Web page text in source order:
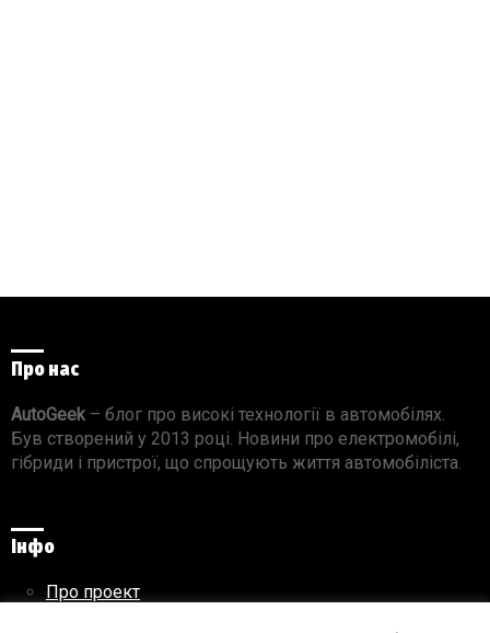
Про нас
AutoGeek – блог про високі технології в автомобілях.
Був створений у 2013 році. Новини про електромобілі,
гібриди і пристрої, що спрощують життя автомобіліста.
Інфо
Про проект